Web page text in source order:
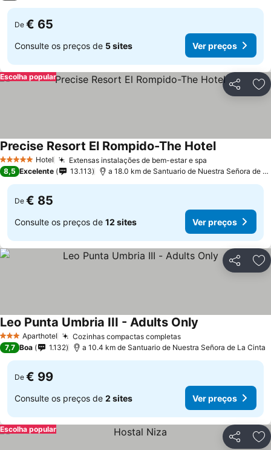
De € 65
Consulte os preços de 5 sites Ver preços
Partilhar
Escolha popular
5 Estrelas Hotel Extensas instalações de bem-estar e spa
Precise Resort El Rompido-The HotelVer preços
8,5 Excelente 13.113 a 18.0 km de Santuario de Nuestra Señora de
De € 85
Consulte os preços de 12 sites Ver preços
Partilhar
3 EstrelasAparthotel Cozinhas compactas completasVer preços
Leo Punta Umbria III - Adults Only
7,7 Boa 1.132 a 10.4 km de Santuario de Nuestra Señora de La Cinta
De € 99
Consulte os preços de 2 sites Ver preços
Partilhar
Escolha popular